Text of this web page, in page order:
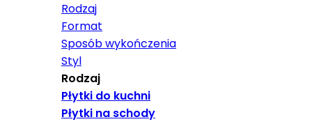
Rodzaj
Format
Sposób wykończenia
Styl
Rodzaj
Płytki do kuchni
Płytki na schody